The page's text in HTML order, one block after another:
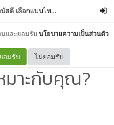
นและยอมรับนโยบายความเป็นส่วนตัว
ยอมรับ ไม่ยอมรับ
เช่ารถตู้ หรือ เช่ารถบัสดี เลือกแบบไหนให้เหมาะกับคุณ? –
ารถบัสดี เลือก
มาะกับคุณ?